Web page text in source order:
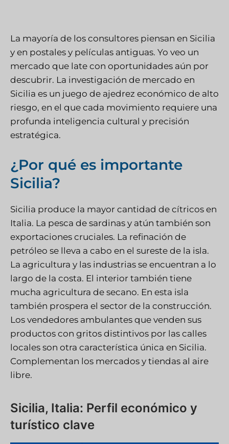
La mayoría de los consultores piensan en Sicilia
y en postales y películas antiguas. Yo veo un
mercado que late con oportunidades aún por
descubrir. La investigación de mercado en
Sicilia es un juego de ajedrez económico de alto
riesgo, en el que cada movimiento requiere una
profunda inteligencia cultural y precisión
estratégica.
¿Por qué es importante
Sicilia?
Sicilia produce la mayor cantidad de cítricos en
Italia. La pesca de sardinas y atún también son
exportaciones cruciales. La refinación de
petróleo se lleva a cabo en el sureste de la isla.
La agricultura y las industrias se encuentran a lo
largo de la costa. El interior también tiene
mucha agricultura de secano. En esta isla
también prospera el sector de la construcción.
Los vendedores ambulantes que venden sus
productos con gritos distintivos por las calles
locales son otra característica única en Sicilia.
Complementan los mercados y tiendas al aire
libre.
Sicilia, Italia: Perfil económico y
turístico clave